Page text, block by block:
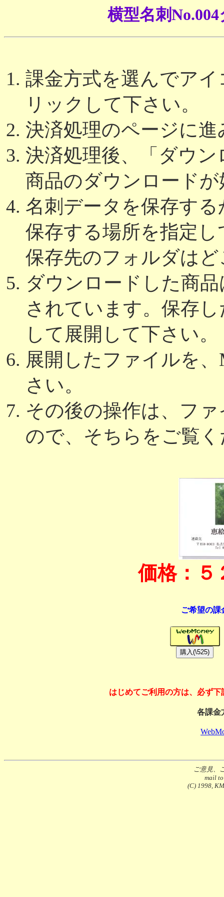
横型名刺
課金方式を選んでア
リックして下さい。
決済処理のページに進
決済処理後、「ダウ
商品のダウンロード
名刺データを保存す
保存する場所を指定し
保存先のフォルダは
ダウンロードした商
されています。保存
して展開して下さい。
展開したファイルを、
さい。
その後の操作は、フ
ので、そちらをご覧
価格：５
ご希望の課
はじめてご利用の方は、必ず
各課金
ご意見、
mail
(C) 1998,